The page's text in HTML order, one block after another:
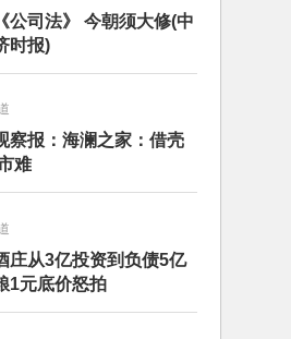
公司法》 今朝须大修(中
时报)
察报：海澜之家：借壳
难
庄从3亿投资到负债5亿
1元底价怒拍